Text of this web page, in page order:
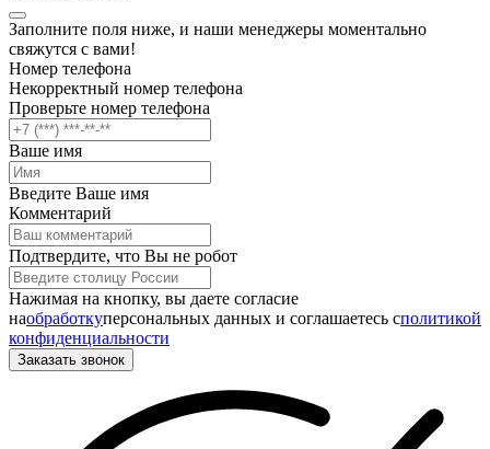
Заполните поля ниже, и наши менеджеры моментально
свяжутся с вами!
Номер телефона
Некорректный номер телефона
Проверьте номер телефона
Ваше имя
Введите Ваше имя
Комментарий
Подтвердите, что Вы не робот
Нажимая на кнопку, вы даете согласие
наобработкуперсональных данных и соглашаетесь cполитикой
конфиденциальности
Заказать звонок